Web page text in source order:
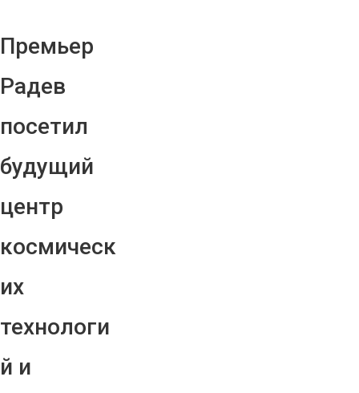
Премьер
Радев
посетил
будущий
центр
космическ
их
технологи
й и